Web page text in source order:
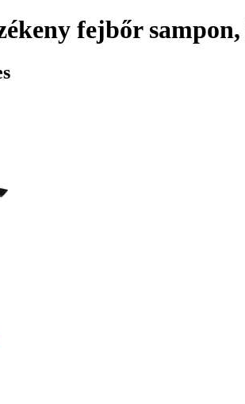
fejbőr